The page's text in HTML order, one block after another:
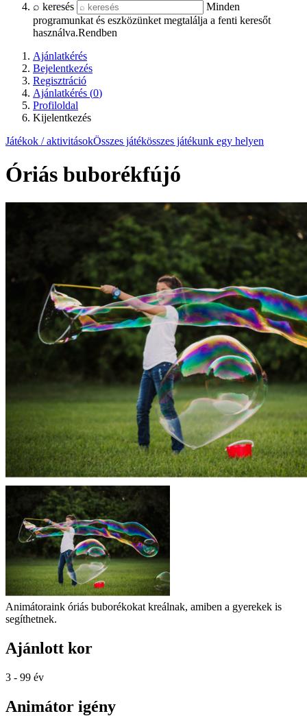
⌕ keresés
Minden
programunkat és eszközünket megtalálja a fenti keresőt
használva.Rendben
Ajánlatkérés
Bejelentkezés
Regisztráció
Ajánlatkérés (0)
Profiloldal
Kijelentkezés
Játékok / aktivitásokÖsszes játékösszes játékunk egy helyen
Óriás buborékfújó
Animátoraink óriás buborékokat kreálnak, amiben a gyerekek is
segíthetnek.
Ajánlott kor
3 - 99 év
Animátor igény